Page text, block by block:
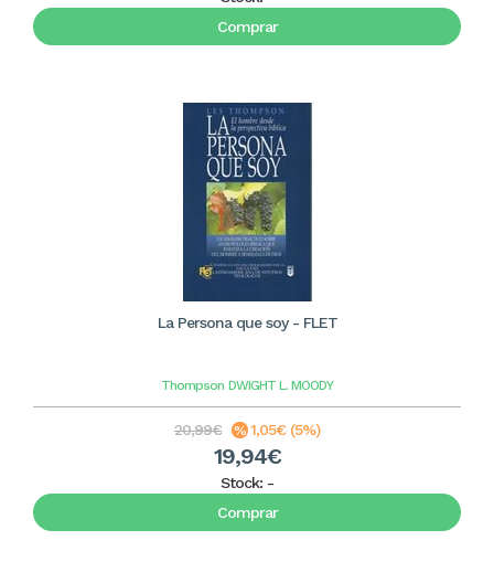
Comprar
La Persona que soy - FLET
Thompson DWIGHT L. MOODY
20,99€ 1,05€ (5%)
19,94€
Stock: -
Comprar